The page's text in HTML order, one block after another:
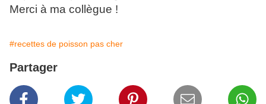
Merci à ma collègue !
#recettes de poisson pas cher
Partager